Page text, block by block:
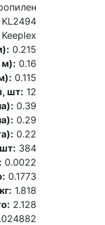
KL2494
Keeplex
0.215
м): 0.16
0.115
шт: 12
0.39
0.29
0.22
384
0.0022
0.1773
1.818
2.128